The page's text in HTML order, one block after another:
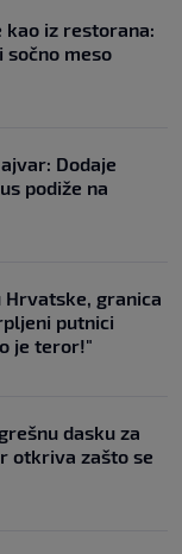
iz restorana:
sočno meso
Dodaje
podiže na
Hrvatske, granica
putnici
je teror!"
dasku za
otkriva zašto se